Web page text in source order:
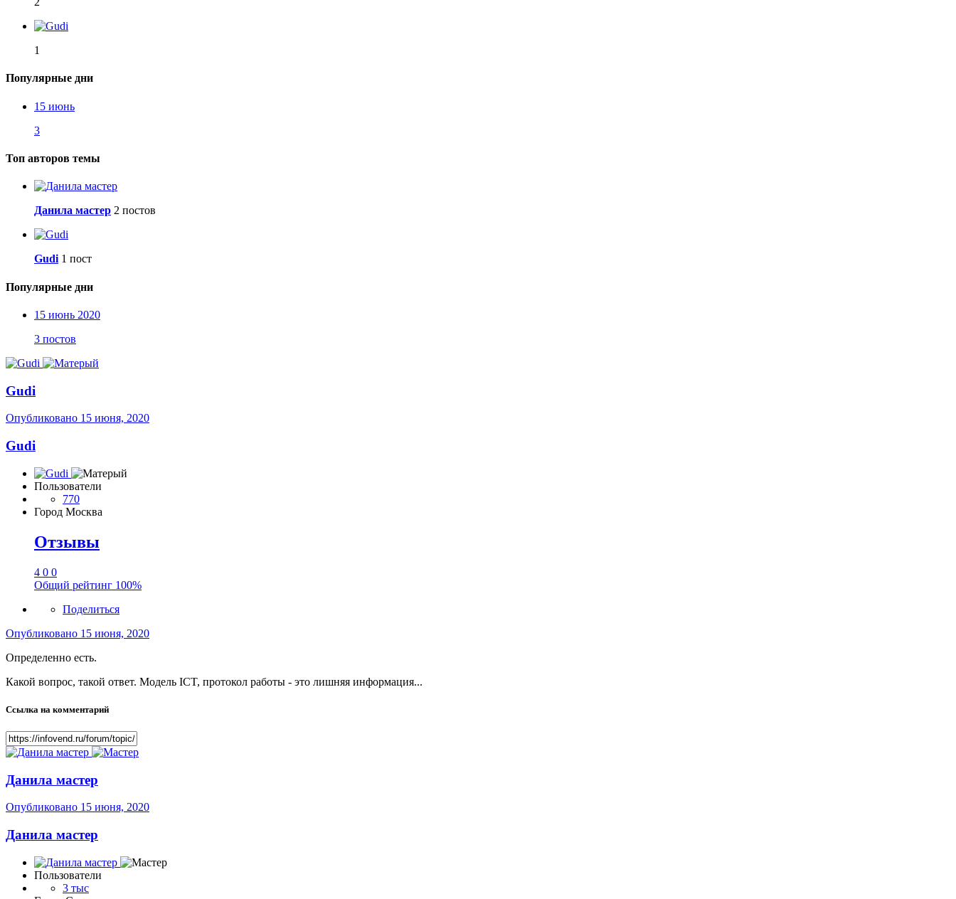
1
Популярные дни
15 июнь
3
Топ авторов темы
Данила мастер 2 постов
Gudi 1 пост
Популярные дни
15 июнь 2020
3 постов
Gudi
Опубликовано 15 июня, 2020
Gudi
Пользователи
770
Город Москва
Отзывы
4 0 0
Общий рейтинг 100%
Поделиться
Опубликовано 15 июня, 2020
Определенно есть.
Какой вопрос, такой ответ. Модель ICT, протокол работы - это лишняя информация...
Ссылка на комментарий
Данила мастер
Опубликовано 15 июня, 2020
Данила мастер
Пользователи
3 тыс